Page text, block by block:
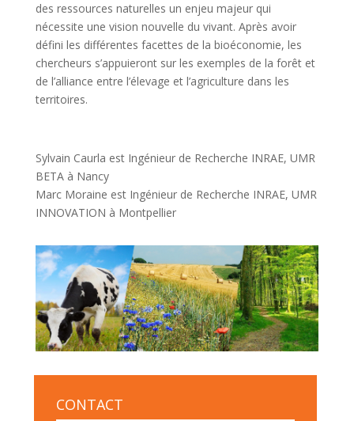
des ressources naturelles un enjeu majeur qui
nécessite une vision nouvelle du vivant. Après avoir
défini les différentes facettes de la bioéconomie, les
chercheurs s’appuieront sur les exemples de la forêt et
de l’alliance entre l’élevage et l’agriculture dans les
territoires.
Sylvain Caurla est Ingénieur de Recherche INRAE, UMR
BETA à Nancy
Marc Moraine est Ingénieur de Recherche INRAE, UMR
INNOVATION à Montpellier
CONTACT